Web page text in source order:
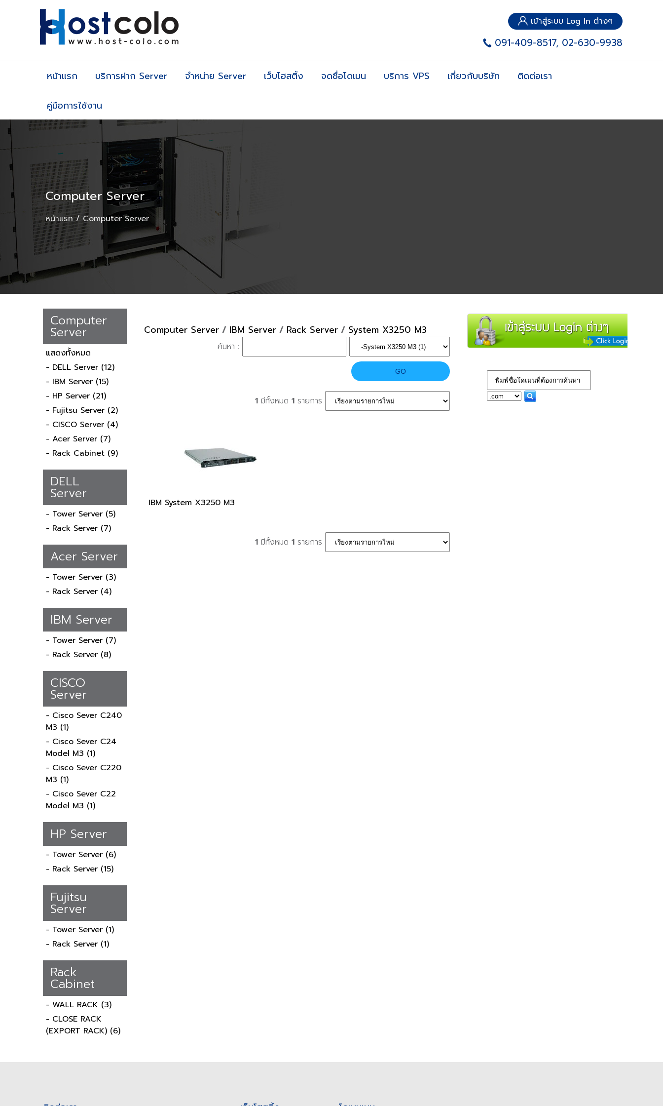
เข้าสู่ระบบ Log In ต่างๆ
091-409-8517, 02-630-9938
หน้าแรก บริการฝาก Server จำหน่าย Server เว็บโฮสติ้ง จดชื่อโดเมน บริการ VPS เกี่ยวกับบริษัท ติดต่อเรา
คู่มือการใช้งาน
Computer Server
หน้าแรก Computer Server
Computer
Server
แสดงทั้งหมด
- DELL Server (12)
- IBM Server (15)
- HP Server (21)
- Fujitsu Server (2)
- CISCO Server (4)
- Acer Server (7)
- Rack Cabinet (9)
DELL
Server
- Tower Server (5)
- Rack Server (7)
Acer Server
- Tower Server (3)
- Rack Server (4)
IBM Server
- Tower Server (7)
- Rack Server (8)
CISCO
Server
- Cisco Sever C240
M3 (1)
- Cisco Sever C24
Model M3 (1)
- Cisco Sever C220
M3 (1)
- Cisco Sever C22
Model M3 (1)
HP Server
- Tower Server (6)
- Rack Server (15)
Fujitsu
Server
- Tower Server (1)
- Rack Server (1)
Rack
Cabinet
- WALL RACK (3)
- CLOSE RACK
(EXPORT RACK) (6)
Computer Server / IBM Server / Rack Server / System X3250 M3
ค้นหา :
1 มีทั้งหมด 1 รายการ
IBM System X3250 M3
1 มีทั้งหมด 1 รายการ